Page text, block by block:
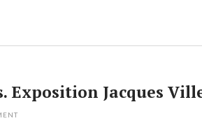
Exposition Jacques